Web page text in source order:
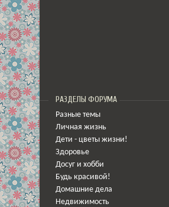
РАЗДЕЛЫ ФОРУМА
Разные темы
Личная жизнь
Дети - цветы жизни!
Здоровье
Досуг и хобби
Будь красивой!
Домашние дела
Недвижимость